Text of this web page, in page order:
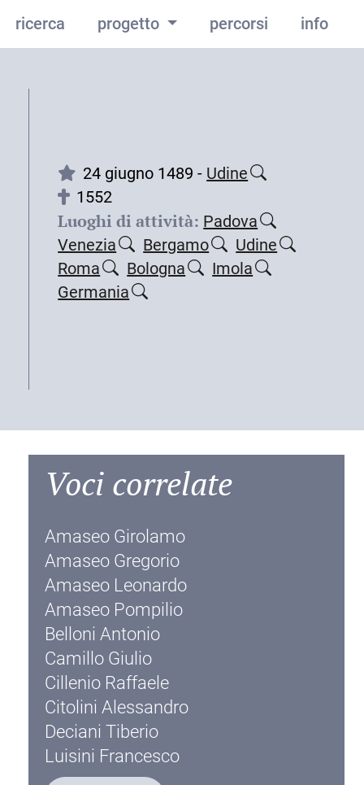
ricerca progetto percorsi info
24 giugno 1489 - Udine
1552
Luoghi di attività: Padova
Venezia
Bergamo
Udine
Roma
Bologna
Imola
Germania
Voci correlate
Amaseo Girolamo
Amaseo Gregorio
Amaseo Leonardo
Amaseo Pompilio
Belloni Antonio
Camillo Giulio
Cillenio Raffaele
Citolini Alessandro
Deciani Tiberio
Luisini Francesco